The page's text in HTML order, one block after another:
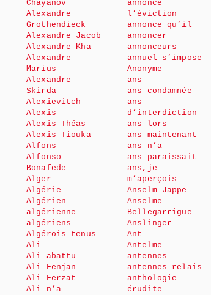
Chayanov
Alexandre
Grothendieck
Alexandre Jacob
Alexandre Kha
Alexandre
Marius
Alexandre
Skirda
Alexievitch
Alexis
Alexis Théas
Alexis Tiouka
Alfons
Alfonso
Bonafede
Alger
Algérie
Algérien
algérienne
algériens
Algérois tenus
Ali
Ali abattu
Ali Fenjan
Ali Ferzat
Ali n’a
annonce
l’éviction
annonce qu’il
annoncer
annonceurs
annuel s’impose
Anonyme
ans
ans condamnée
ans
d’interdiction
ans lors
ans maintenant
ans n’a
ans paraissait
ans,je
m’aperçois
Anselm Jappe
Anselme
Bellegarrigue
Anslinger
Ant
Antelme
antennes
antennes relais
anthologie
érudite